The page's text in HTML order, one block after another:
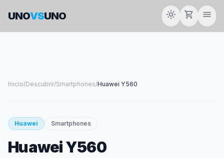
UNOVSUNO light_mode shopping_cart menu
Inicio/Descubrir/Smartphones/Huawei Y560
smartphone
HUAWEI
Huawei Smartphones
Huawei Y560